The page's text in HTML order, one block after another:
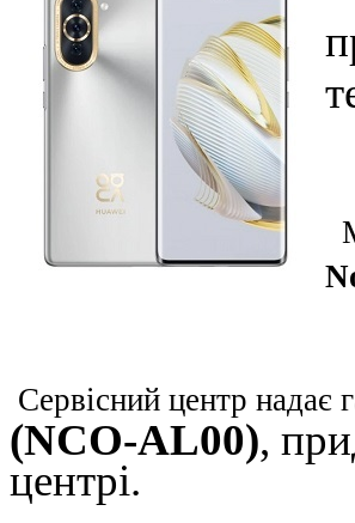
Сервісний центр надає
(NCO-AL00),
центрі.